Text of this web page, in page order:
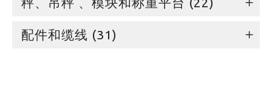
配件和缆线 (31)